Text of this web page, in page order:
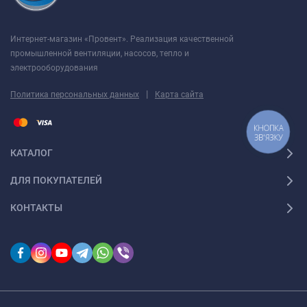
Интернет-магазин «Провент». Реализация качественной
промышленной вентиляции, насосов, тепло и
электрооборудования
Политика персональных данных | Карта сайта
КАТАЛОГ
ДЛЯ ПОКУПАТЕЛЕЙ
КОНТАКТЫ
КНОПКА
ЗВ'ЯЗКУ